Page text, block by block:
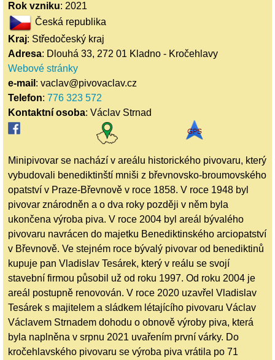
Rok vzniku: 2021
Česká republika
Kraj: Středočeský kraj
Adresa: Dlouhá 33, 272 01 Kladno - Kročehlavy
Webové stránky
e-mail : vaclav@pivovaclav.cz
Telefon: 776 323 572
Kontaktní osoba: Václav Strnad
Minipivovar se nachází v areálu historického pivovaru, který
vybudovali benediktinští mniši z břevnovsko-broumovského
opatství v Praze-Břevnově v roce 1858. V roce 1948 byl
pivovar znárodněn a o dva roky později v něm byla
ukončena výroba piva. V roce 2004 byl areál bývalého
pivovaru navrácen do majetku Benediktinského arciopatství
v Břevnově. Ve stejném roce bývalý pivovar od benediktinů
kupuje pan Vladislav Tesárek, který v reálu se svojí
stavební firmou působil už od roku 1997. Od roku 2004 je
areál postupně renovován. V roce 2020 uzavřel Vladislav
Tesárek s majitelem a sládkem létajícího pivovaru Václav
Václavem Strnadem dohodu o obnově výroby piva, která
byla naplněna v srpnu 2021 uvařením první várky. Do
kročehlavského pivovaru se výroba piva vrátila po 71